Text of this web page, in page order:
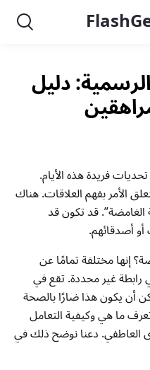
دليل
فريدة هذه الأيام.
الأمر بفهم العلاقات. هناك
قد تكون قد
أصدقائهم.
إنها مختلفة تمامًا عن
رابطة غير محددة. تقع في
أن يكون هذا ضارًا بالصحة
ما هي وكيفية التعامل
العاطفي. دعنا نوضح ذلك في